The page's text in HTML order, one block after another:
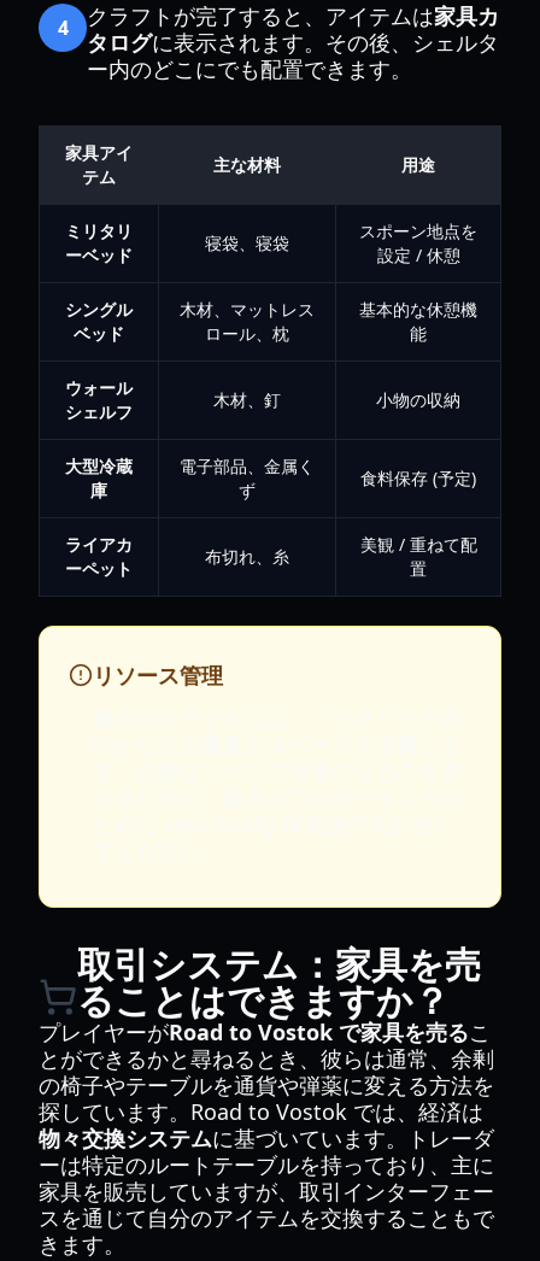
4 クラフトが完了すると、アイテムは家具カ
タログに表示されます。その後、シェルタ
ー内のどこにでも配置できます。
家具アイ
テム
主な材料 用途
ミリタリ
ーベッド
寝袋、寝袋
スポーン地点を
設定 / 休憩
シングル
ベッド
木材、マットレス
ロール、枕
基本的な休憩機
能
ウォール
シェルフ
木材、釘 小物の収納
大型冷蔵
庫
電子部品、金属く
ず
食料保存 (予定)
ライアカ
ーペット
布切れ、糸
美観 / 重ねて配
置
リソース管理
取引システム：家具を売
ることはできますか？
プレイヤーがRoad to Vostok で家具を売るこ
とができるかと尋ねるとき、彼らは通常、余剰
の椅子やテーブルを通貨や弾薬に変える方法を
探しています。Road to Vostok では、経済は
物々交換システムに基づいています。トレーダ
ーは特定のルートテーブルを持っており、主に
家具を販売していますが、取引インターフェー
スを通じて自分のアイテムを交換することもで
きます。